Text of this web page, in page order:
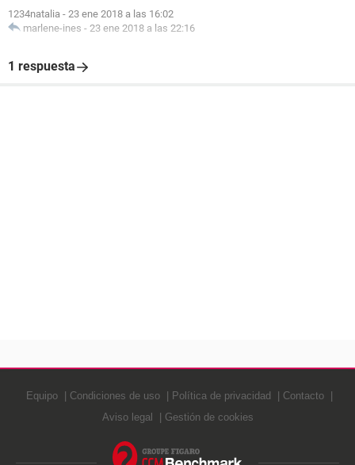
1234natalia - 23 ene 2018 a las 16:02
marlene-ines - 23 ene 2018 a las 22:16
1 respuesta
Equipo Condiciones de uso Política de privacidad
Contacto
Aviso legal
Gestión de cookies